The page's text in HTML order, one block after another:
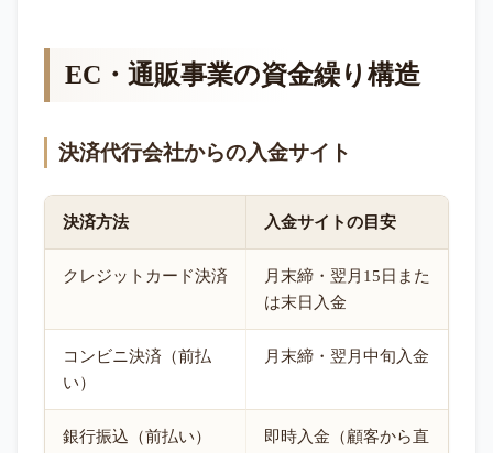
EC・通販事業の資金繰り構造
決済代行会社からの入金サイト
決済方法 入金サイトの目安
クレジットカード決済
月末締・翌月15日また
は末日入金
コンビニ決済（前払
い）
月末締・翌月中旬入金
銀行振込（前払い）
即時入金（顧客から直